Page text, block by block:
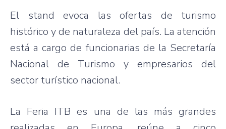
El stand evoca las ofertas de turismo
histórico y de naturaleza del país. La atención
está a cargo de funcionarias de la Secretaría
Nacional de Turismo y empresarios del
sector turístico nacional.
La Feria ITB es una de las más grandes